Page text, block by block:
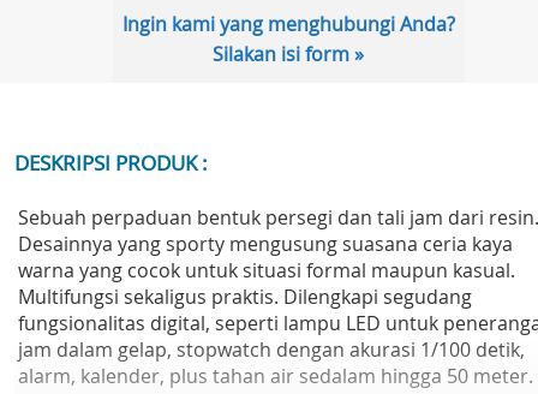
Ingin kami yang menghubungi Anda?
Silakan isi form »
DESKRIPSI PRODUK :
Sebuah perpaduan bentuk persegi dan tali jam dari resin.
Desainnya yang sporty mengusung suasana ceria kaya
warna yang cocok untuk situasi formal maupun kasual.
Multifungsi sekaligus praktis. Dilengkapi segudang
fungsionalitas digital, seperti lampu LED untuk
jam dalam gelap, stopwatch dengan akurasi 1/100 detik,
alarm, kalender, plus tahan air sedalam hingga 50 meter.